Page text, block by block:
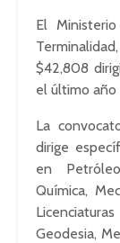
El
$42,808
el último año
La
dirige
en
Química,
Geodesia,